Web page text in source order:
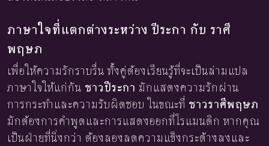
ภาษาใจที่แตกต่างระหว่าง ปีระกา กับ ราศี
พฤษภ
เพื่อให้ความรักราบรื่น ทั้งคู่ต้องเรียนรู้ที่จะเป็นล่ามแปล
ภาษาใจให้แก่กัน ชาวปีระกา มักแสดงความรักผ่าน
การกระทำและความรับผิดชอบ ในขณะที่ ชาวราศีพฤษภ
มักต้องการคำพูดและการแสดงออกที่โรแมนติก หากคุณ
เป็นฝ่ายที่นิ่งกว่า ต้องลองลดความแข็งกระด้างลงและ